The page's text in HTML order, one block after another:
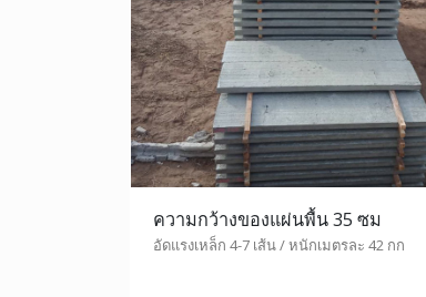
ความกว้างของแผ่นพื้น 35 ซม
อัดแรงเหล็ก 4-7 เส้น / หนักเมตรละ 42 กก